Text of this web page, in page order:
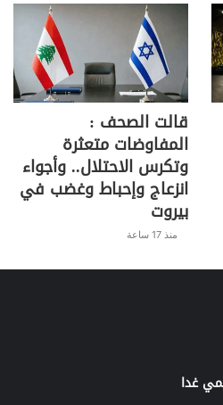
قالت الصحف :
المفاوضات متعثرة
وتكرس الاحتلال.. وأجواء
انزعاج وإحباط وغضب في
بيروت
منذ 17 ساعة
غدا